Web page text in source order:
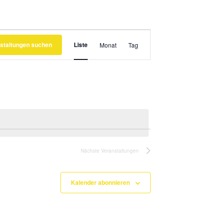
suchen Veranstaltung
Ansichten-
Navigation
Liste Monat Tag
Nächste Veranstaltungen
Kalender abonnieren